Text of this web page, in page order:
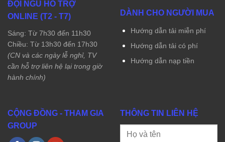
ĐỘI NGŨ HỖ TRỢ
ONLINE (T2 - T7)
Sáng: Từ 7h30 đến 11h30
Chiều: Từ 13h30 đến 17h30
(CN và các ngày lễ nghỉ, TV
cần hỗ trợ liên hệ lại trong giờ
hành chính)
DÀNH CHO NGƯỜI MUA
Hướng dẫn tải miễn phí
Hướng dẫn tải có phí
Hướng dẫn nạp tiền
CỘNG ĐỒNG - THAM GIA
GROUP
THÔNG TIN LIÊN HỆ